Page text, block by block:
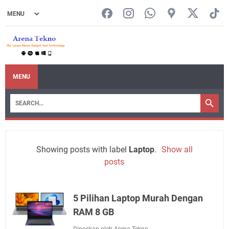
MENU
Showing posts with label Laptop. Show all
posts
5 Pilihan Laptop Murah Dengan
RAM 8 GB